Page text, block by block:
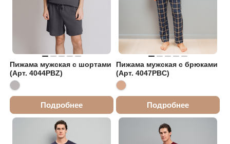
Пижама мужская с шортами
(Арт. 4044PBZ)
Подробнее
Пижама мужская с брюками
(Арт. 4047PBC)
Подробнее